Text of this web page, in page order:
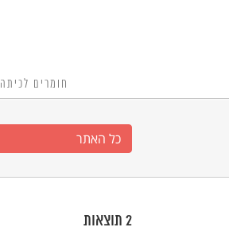
חומרים לכיתה
כל האתר
2 תוצאות